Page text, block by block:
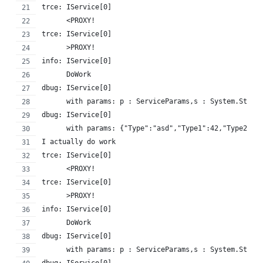
trce: IService[0]
      <PROXY!
trce: IService[0]
      >PROXY!
info: IService[0]
      DoWork
dbug: IService[0]
      with params: p : ServiceParams,s : System.String
dbug: IService[0]
with params:
I actually do work
trce: IService[0]
      <PROXY!
trce: IService[0]
      >PROXY!
info: IService[0]
      DoWork
dbug: IService[0]
      with params: p : ServiceParams,s : System.String